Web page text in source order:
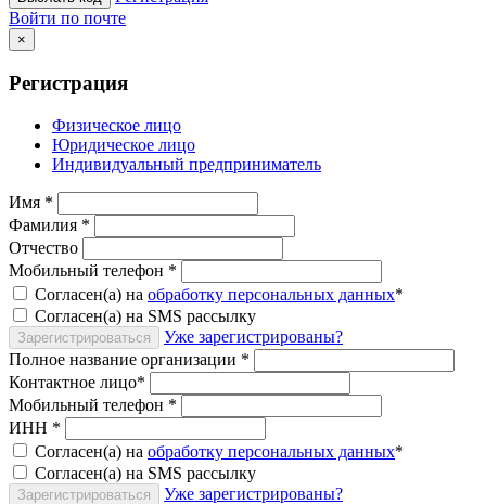
Войти по почте
×
Регистрация
Физическое лицо
Юридическое лицо
Индивидуальный предприниматель
Имя *
Фамилия *
Отчество
Мобильный телефон *
Согласен(а) на обработку персональных данных*
Согласен(а) на SMS рассылку
Зарегистрироваться
Уже зарегистрированы?
Полное название организации *
Контактное лицо*
Мобильный телефон *
ИНН *
Согласен(а) на обработку персональных данных*
Согласен(а) на SMS рассылку
Зарегистрироваться
Уже зарегистрированы?